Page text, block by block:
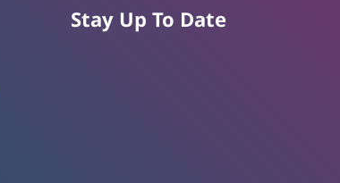
Stay Up To Date